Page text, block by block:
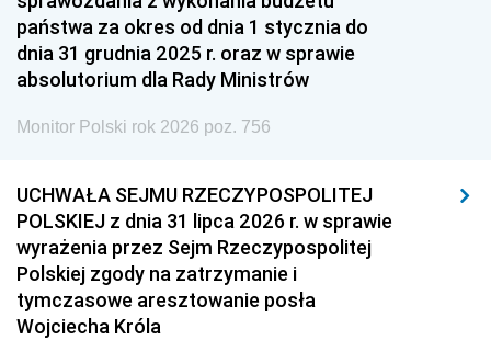
1936 1930
państwa za okres od dnia 1 stycznia do
dnia 31 grudnia 2025 r. oraz w sprawie
absolutorium dla Rady Ministrów
Monitor Polski rok 2026 poz. 756
UCHWAŁA SEJMU RZECZYPOSPOLITEJ
POLSKIEJ z dnia 31 lipca 2026 r. w sprawie
wyrażenia przez Sejm Rzeczypospolitej
Polskiej zgody na zatrzymanie i
tymczasowe aresztowanie posła
Wojciecha Króla